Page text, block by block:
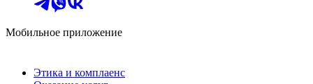
Мобильное приложение
Этика и комплаенс